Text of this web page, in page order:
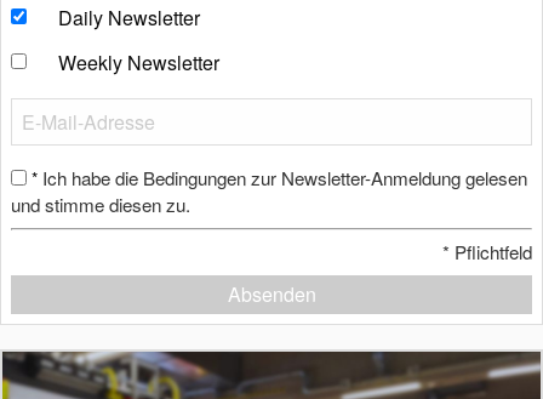
Daily Newsletter
Weekly Newsletter
* Ich habe die Bedingungen zur Newsletter-Anmeldung gelesen
und stimme diesen zu.
* Pflichtfeld
Absenden